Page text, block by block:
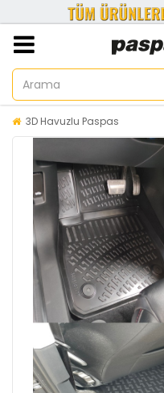
3D Havuzlu Paspas